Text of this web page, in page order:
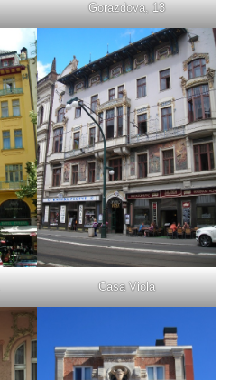
Gorazdova, 13
Casa Viola